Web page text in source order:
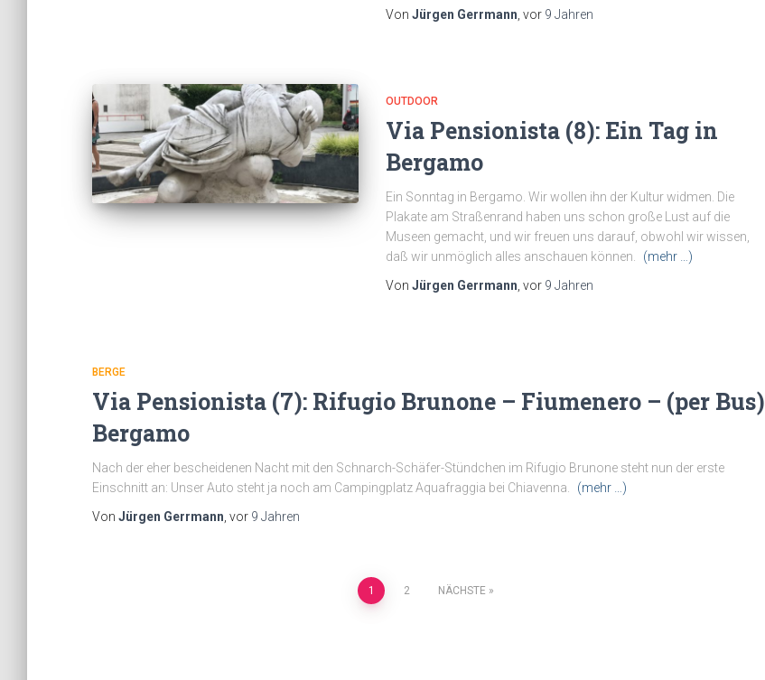
Von Jürgen Gerrmann , vor 9 Jahren
OUTDOOR
Via Pensionista (8): Ein Tag in
Bergamo
Ein Sonntag in Bergamo. Wir wollen ihn der Kultur widmen. Die
Plakate am Straßenrand haben uns schon große Lust auf die
Museen gemacht, und wir freuen uns darauf, obwohl wir wissen,
daß wir unmöglich alles anschauen können.
(mehr …)
Von Jürgen Gerrmann , vor 9 Jahren
BERGE
Via Pensionista (7): Rifugio Brunone – Fiumenero – (per Bus)
Bergamo
Nach der eher bescheidenen Nacht mit den Schnarch-Schäfer-Stündchen im Rifugio Brunone steht nun der erste
Einschnitt an: Unser Auto steht ja noch am Campingplatz Aquafraggia bei Chiavenna.
(mehr …)
Von Jürgen Gerrmann , vor 9 Jahren
Beitragsnavigation1 2 NÄCHSTE